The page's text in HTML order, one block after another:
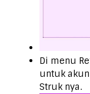
Di menu
untuk
Struk nya.